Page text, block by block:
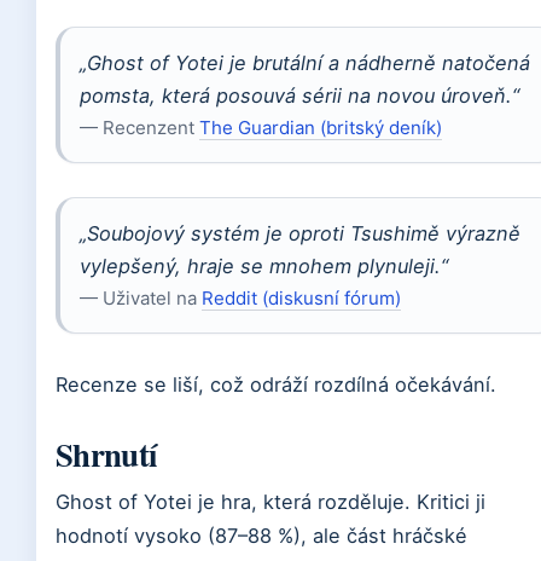
„Ghost of Yotei je brutální a nádherně natočená
pomsta, která posouvá sérii na novou úroveň.“
— Recenzent The Guardian (britský deník)
„Soubojový systém je oproti Tsushimě výrazně
vylepšený, hraje se mnohem plynuleji.“
— Uživatel na Reddit (diskusní fórum)
Recenze se liší, což odráží rozdílná očekávání.
Shrnutí
Ghost of Yotei je hra, která rozděluje. Kritici ji
hodnotí vysoko (87–88 %), ale část hráčské